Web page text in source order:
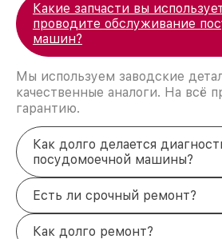
Какие запчасти вы
проводите обслуживание
машин?
Мы используем заводские
качественные аналоги. На всё
гарантию.
Как долго делается
посудомоечной машины?
Есть ли срочный ремонт?
Как долго ремонт?